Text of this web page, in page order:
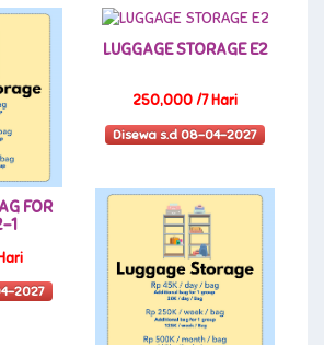
FOR
1
2027
LUGGAGE STORAGE E2
250,000 /7 Hari
Disewa s.d 08-04-2027